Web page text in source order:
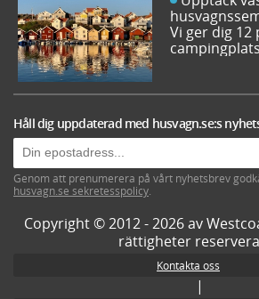
Vi ger dig 12
campingar
Håll dig uppdaterad med husvagn.se:s
Genom att prenumerera på vårt nyhetsbrev
husvagn.se sekretesspolicy.
Copyright © 2012 - 2026 av
rättigheter
Kontakta oss
|